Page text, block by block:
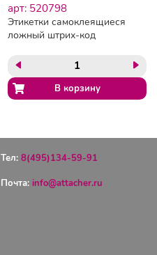
арт: 520798
Этикетки самоклеящиеся
ложный штрих-код
уп.
Тел: 8(495)134-59-91
Почта: info@attacher.ru